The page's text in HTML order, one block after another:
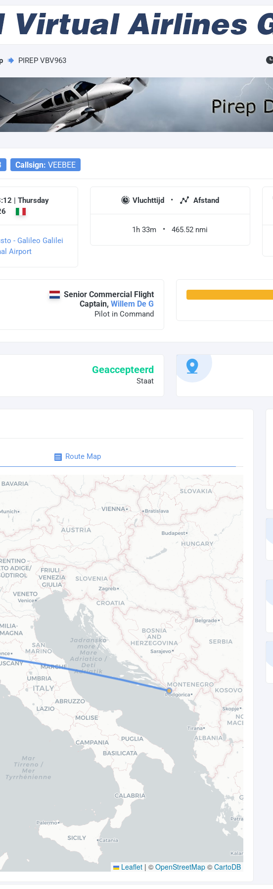
PIREP VBV963
Callsign: VEEBEE
| Thursday
- Galileo Galilei
Airport
Vluchttijd Afstand
1h 33m 465.52 nmi
Senior Commercial Flight
Captain, Willem De G
Pilot in Command
Geaccepteerd
Staat
Route Map
Leaflet | © OpenStreetMap© CartoDB